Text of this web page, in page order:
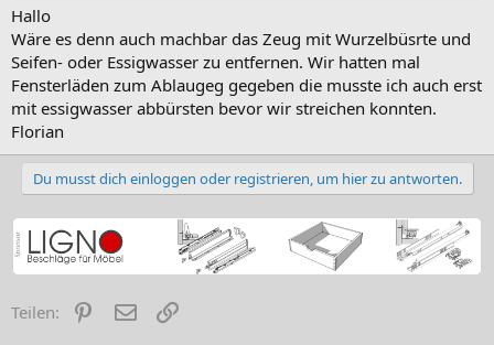
Hallo
Wäre es denn auch machbar das Zeug mit Wurzelbüsrte und
Seifen- oder Essigwasser zu entfernen. Wir hatten mal
Fensterläden zum Ablaugeg gegeben die musste ich auch erst
mit essigwasser abbürsten bevor wir streichen konnten.
Florian
Du musst dich einloggen oder registrieren, um hier zu antworten.
Teilen: PinterestE-Mail